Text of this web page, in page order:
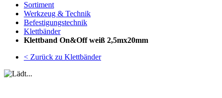
Sortiment
Werkzeug & Technik
Befestigungstechnik
Klettbänder
Klettband On&Off weiß 2,5mx20mm
< Zurück zu Klettbänder